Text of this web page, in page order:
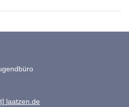
laatzen.de